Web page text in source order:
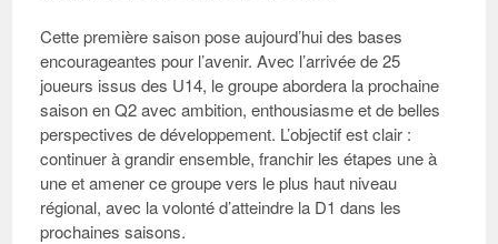
Cette première saison pose aujourd’hui des bases
encourageantes pour l’avenir. Avec l’arrivée de 25
joueurs issus des U14, le groupe abordera la prochaine
saison en Q2 avec ambition, enthousiasme et de belles
perspectives de développement. L’objectif est clair :
continuer à grandir ensemble, franchir les étapes une à
une et amener ce groupe vers le plus haut niveau
régional, avec la volonté d’atteindre la D1 dans les
prochaines saisons.